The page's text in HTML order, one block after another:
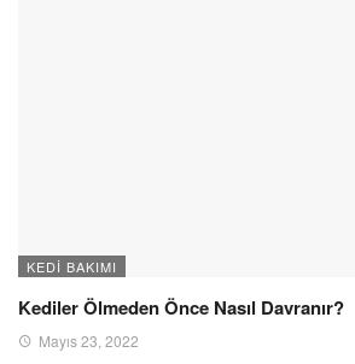
KEDI BAKIMI
Kediler Ölmeden Önce Nasıl Davranır?
Mayıs 23, 2022